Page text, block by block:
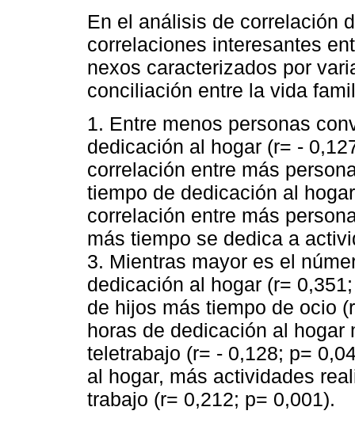
En el análisis de correlación
correlaciones interesantes
nexos caracterizados por
conciliación entre la vida
1. Entre menos personas
dedicación al hogar (r= -
correlación entre más
tiempo de dedicación al
correlación entre más
más tiempo se dedica a
3. Mientras mayor es el
dedicación al hogar (r=
de hijos más tiempo de ocio
horas de dedicación al
teletrabajo (r= - 0,128; p=
al hogar, más actividades
trabajo (r= 0,212; p= 0,001).